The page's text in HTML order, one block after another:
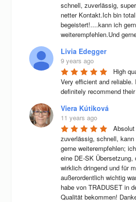
schnell, zuverlässig,
netter Kontakt.Ich bin total
begeistert!....kann ich
weiterempfehlen.Und
Livia Edegger
9 years ago
High
Very efficient and reliable.
definitely recommend
Viera Kútiková
11 years ago
Absolut
zuverlässig, schnell, kann
gerne weiterempfehlen;
eine DE-SK Übersetzung,
wirklich dringend und für
außerordentlich wichtig
habe von TRADUSET in
Qualität bekommen!